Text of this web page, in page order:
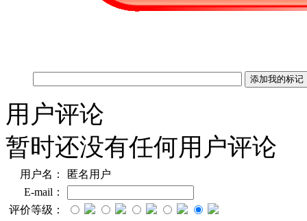
用户评论
暂时还没有任何用户评论
用户名：
匿名用户
E-mail：
评价等级：